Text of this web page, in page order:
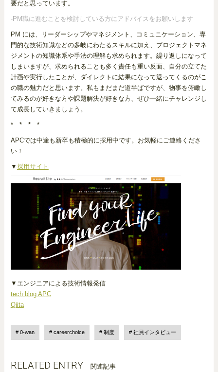
要だと思っています。
-PM職に進むことを検討している方にアドバイスをお願いします
PM には、リーダーシップやマネジメント、コミュニケーション、専
門的な技術知識などの多岐にわたるスキルに加え、プロジェクトマネ
ジメントの知識体系や手法の理解も求められます。繰り返しになって
しまいますが、求められることも多く責任も重い反面、自分の立てた
計画や実行したことが、ダイレクトに結果になって返ってくるのがこ
の職の魅力だと思います。私もまだまだ道半ばですが、物事を俯瞰し
てみるのが好きな方や課題解決が好きな方、ぜひ一緒にチャレンジし
て成長していきましょう。
* * * *
APCでは中途も新卒も積極的に採用中です。お気軽にご連絡くださ
い！
▼ 採用サイト
▼エンジニアによる技術情報発信
tech blog APC
Qiita
0-wan careerchoice 制度 社員インタビュー
RELATED ENTRY 関連記事